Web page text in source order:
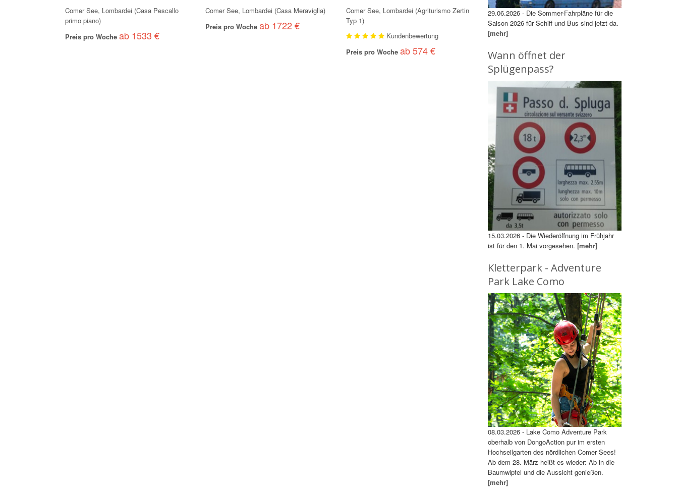
Comer See, Lombardei (Casa Pescallo
primo piano)
Preis pro Woche ab 1533 €
Comer See, Lombardei (Casa Meraviglia)
Preis pro Wocheab 1722 €
Comer See, Lombardei (Agriturismo Zertin
Typ 1)
Kundenbewertung
Preis pro Woche ab 574 €
29.06.2026 - Die Sommer-Fahrpläne für die
Saison 2026 für Schiff und Bus sind jetzt da.
[mehr]
Wann öffnet der
Splügenpass?
15.03.2026 - Die Wiederöffnung im Frühjahr
ist für den 1. Mai vorgesehen. [mehr]
Kletterpark - Adventure
Park Lake Como
08.03.2026 - Lake Como Adventure Park
oberhalb von DongoAction pur im ersten
Hochseilgarten des nördlichen Comer Sees!
Ab dem 28. März heißt es wieder: Ab in die
Baumwipfel und die Aussicht genießen.
[mehr]